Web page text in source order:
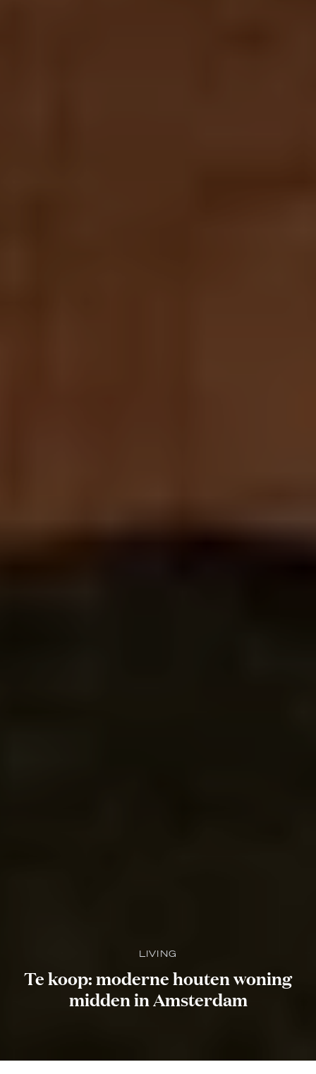
LIVING
Te koop: moderne houten woning
midden in Amsterdam